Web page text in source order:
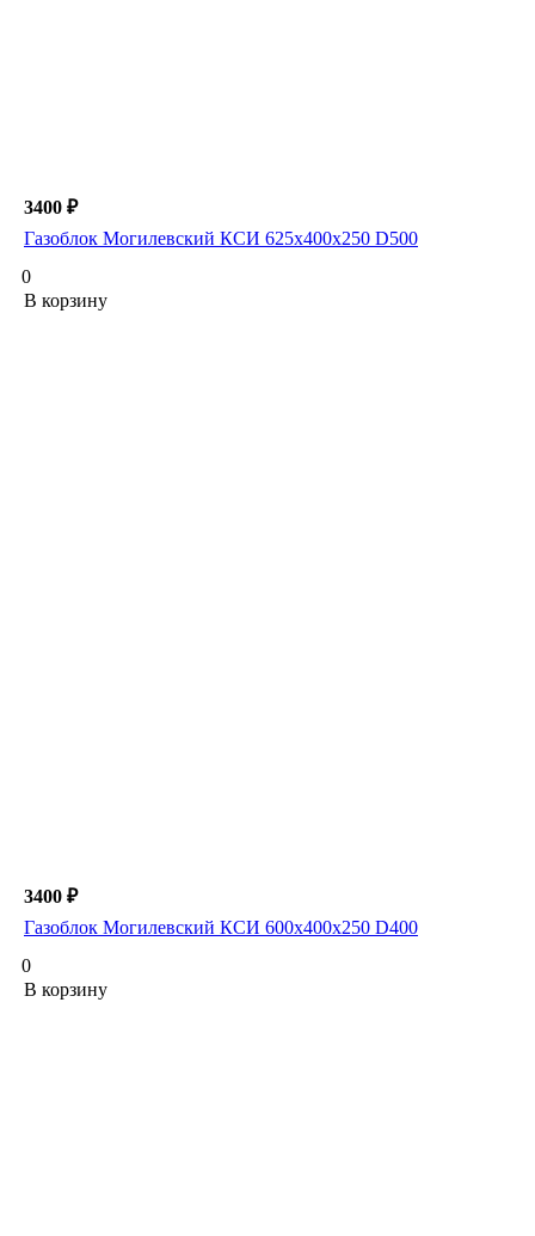
3400 ₽
Газоблок Могилевский КСИ 625х400х250 D500
0
В корзину
3400 ₽
Газоблок Могилевский КСИ 600х400х250 D400
0
В корзину